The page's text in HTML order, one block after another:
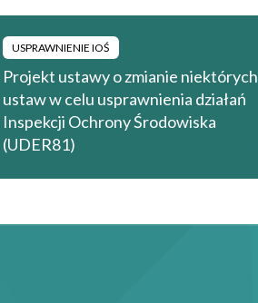
USPRAWNIENIE IOŚ
Projekt ustawy o zmianie niektórych
ustaw w celu usprawnienia działań
Inspekcji Ochrony Środowiska
(UDER81)